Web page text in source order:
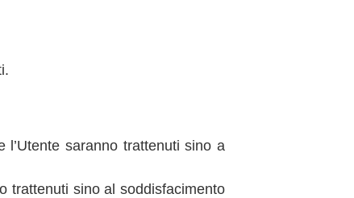
saranno trattenuti sino a
trattenuti sino al soddisfacimento